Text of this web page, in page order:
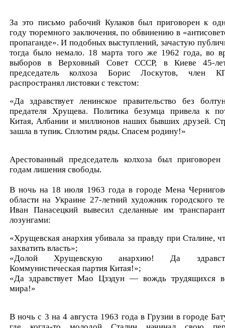
За это письмо рабочий Кулаков был приговорен к
году тюремного заключения, по обвинению в
пропаганде». И подобных выступлений, зачастую
тогда было немало. 18 марта того же 1962 года, во
выборов в Верховный Совет СССР, в Киеве 45-
председатель колхоза Борис Лоскутов, член
распространял листовки с текстом:
«Да здравствует ленинское правительство без
предателя Хрущева. Политика безумца привела к
Китая, Албании и миллионов наших бывших друзей.
зашла в тупик. Сплотим ряды. Спасем родину!»
Арестованный председатель колхоза был
годам лишения свободы.
В ночь на 18 июля 1963 года в городе Мена
области на Украине 27-летний художник городского
Иван Панасецкий вывесил сделанные им
лозунгами:
«Хрущевская анархия убивала за правду при Сталине,
захватить власть»;
«Долой Хрущевскую анархию! Да
Коммунистическая партия Китая!»;
«Да здравствует Мао Цзэдун — вождь трудящихся
мира!»
В ночь с 3 на 4 августа 1963 года в Грузии в городе